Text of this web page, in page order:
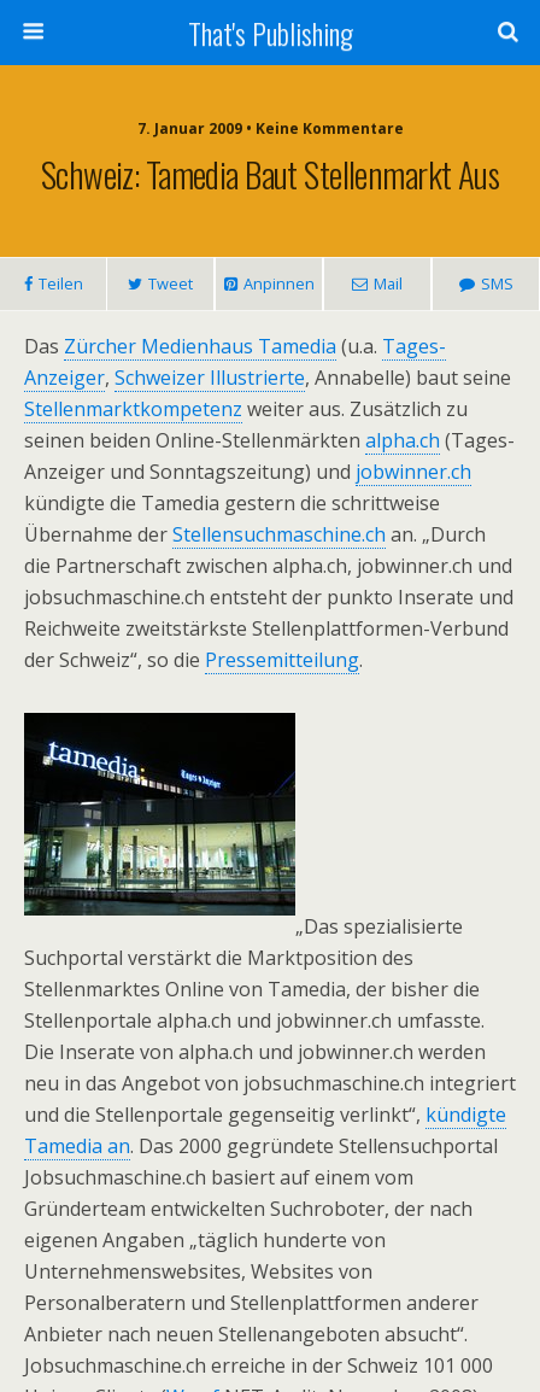
That's Publishing
7. Januar 2009 • Keine Kommentare
Schweiz: Tamedia Baut Stellenmarkt Aus
Teilen Tweet Anpinnen Mail SMS
Das Zürcher Medienhaus Tamedia (u.a. Tages-
Anzeiger, Schweizer Illustrierte, Annabelle) baut seine
Stellenmarktkompetenz weiter aus. Zusätzlich zu
seinen beiden Online-Stellenmärkten alpha.ch (Tages-
Anzeiger und Sonntagszeitung) und jobwinner.ch
kündigte die Tamedia gestern die schrittweise
Übernahme derStellensuchmaschine.ch an. „Durch
die Partnerschaft zwischen alpha.ch, jobwinner.ch und
jobsuchmaschine.ch entsteht der punkto Inserate und
Reichweite zweitstärkste Stellenplattformen-Verbund
der Schweiz“, so die Pressemitteilung.
„Das spezialisierte
Suchportal verstärkt die Marktposition des
Stellenmarktes Online von Tamedia, der bisher die
Stellenportale alpha.ch und jobwinner.ch umfasste.
Die Inserate von alpha.ch und jobwinner.ch werden
neu in das Angebot von jobsuchmaschine.ch integriert
und die Stellenportale gegenseitig verlinkt“, kündigte
Tamedia an. Das 2000 gegründete Stellensuchportal
Jobsuchmaschine.ch basiert auf einem vom
Gründerteam entwickelten Suchroboter, der nach
eigenen Angaben „täglich hunderte von
Unternehmenswebsites, Websites von
Personalberatern und Stellenplattformen anderer
Anbieter nach neuen Stellenangeboten absucht“.
Jobsuchmaschine.ch erreiche in der Schweiz 101 000